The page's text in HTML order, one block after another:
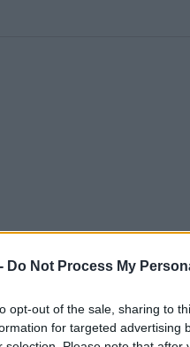
Do Not Process My
opt-out of the sale, sharing to
for targeted advertising
ότι δεν σημειώθηκαν
που ακούστηκαν εκεί